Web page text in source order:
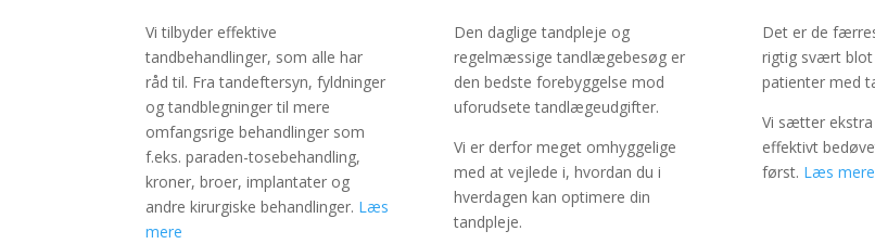
Vi tilbyder effektive
tandbehandlinger, som alle har
råd til. Fra tandeftersyn, fyldninger
og tandblegninger til mere
omfangsrige behandlinger som
f.eks. paraden-tosebehandling,
kroner, broer, implantater og
andre kirurgiske behandlinger. Læs
mere
Den daglige tandpleje og
regelmæssige tandlægebesøg er
den bedste forebyggelse mod
uforudsete tandlægeudgifter.
Vi er derfor meget omhyggelige
med at vejlede i, hvordan du i
hverdagen kan optimere din
tandpleje.
Det er de
rigtig svært blot
patienter med
Vi sætter
effektivt
først. Læs mere